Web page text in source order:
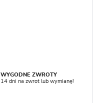
WYGODNE ZWROTY
14 dni na zwrot lub wymianę!